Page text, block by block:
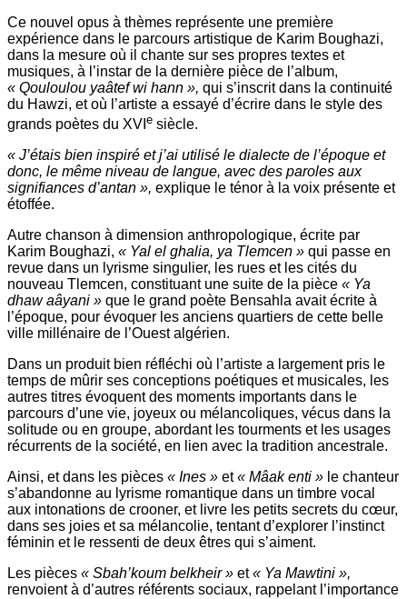
Ce nouvel opus à thèmes représente une première
expérience dans le parcours artistique de Karim Boughazi,
dans la mesure où il chante sur ses propres textes et
musiques, à l’instar de la dernière pièce de l’album,
« Qouloulou yaâtef wi hann », qui s’inscrit dans la continuité
du Hawzi, et où l’artiste a essayé d’écrire dans le style des
grands poètes du XVI e siècle.
« J’étais bien inspiré et j’ai utilisé le dialecte de l’époque et
donc, le même niveau de langue, avec des paroles aux
signifiances d’antan », explique le ténor à la voix présente et
étoffée.
Autre chanson à dimension anthropologique, écrite par
Karim Boughazi, « Yal el ghalia, ya Tlemcen » qui passe en
revue dans un lyrisme singulier, les rues et les cités du
nouveau Tlemcen, constituant une suite de la pièce « Ya
dhaw aâyani » que le grand poète Bensahla avait écrite à
l’époque, pour évoquer les anciens quartiers de cette belle
ville millénaire de l’Ouest algérien.
Dans un produit bien réfléchi où l’artiste a largement pris le
temps de mûrir ses conceptions poétiques et musicales, les
autres titres évoquent des moments importants dans le
parcours d’une vie, joyeux ou mélancoliques, vécus dans la
solitude ou en groupe, abordant les tourments et les usages
récurrents de la société, en lien avec la tradition ancestrale.
Ainsi, et dans les pièces « Ines » et« Mâak enti » le chanteur
s’abandonne au lyrisme romantique dans un timbre vocal
aux intonations de crooner, et livre les petits secrets du cœur,
dans ses joies et sa mélancolie, tentant d’explorer l’instinct
féminin et le ressenti de deux êtres qui s’aiment.
Les pièces « Sbah’koum belkheir » et« Ya Mawtini »,
renvoient à d’autres référents sociaux, rappelant l’importance